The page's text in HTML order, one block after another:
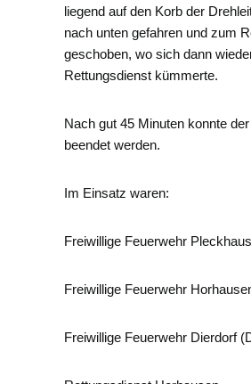
liegend auf den Korb der
nach unten gefahren und zum
geschoben, wo sich dann
Rettungsdienst kümmerte.
Nach gut 45 Minuten konnte
beendet werden.
Im Einsatz waren:
Freiwillige Feuerwehr
Freiwillige Feuerwehr
Freiwillige Feuerwehr Dierdorf